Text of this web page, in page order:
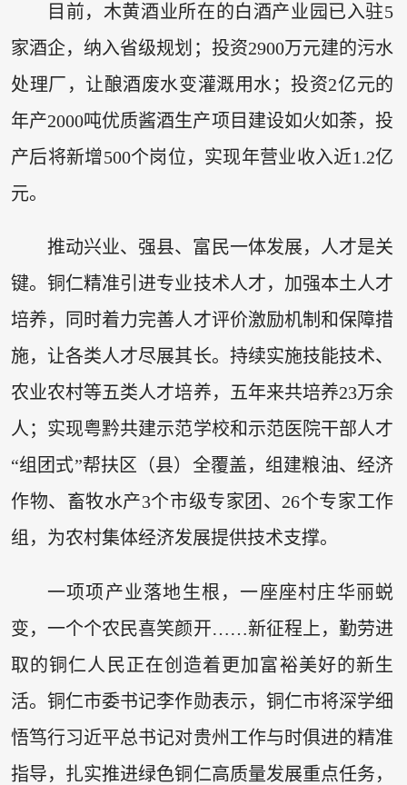
目前，木黄酒业所在的白酒产业园已入驻5
家酒企，纳入省级规划；投资2900万元建的污水
处理厂，让酿酒废水变灌溉用水；投资2亿元的
年产2000吨优质酱酒生产项目建设如火如荼，投
产后将新增500个岗位，实现年营业收入近1.2亿
元。
推动兴业、强县、富民一体发展，人才是关
键。铜仁精准引进专业技术人才，加强本土人才
培养，同时着力完善人才评价激励机制和保障措
施，让各类人才尽展其长。持续实施技能技术、
农业农村等五类人才培养，五年来共培养23万余
人；实现粤黔共建示范学校和示范医院干部人才
“组团式”帮扶区（县）全覆盖，组建粮油、经济
作物、畜牧水产3个市级专家团、26个专家工作
组，为农村集体经济发展提供技术支撑。
一项项产业落地生根，一座座村庄华丽蜕
变，一个个农民喜笑颜开……新征程上，勤劳进
取的铜仁人民正在创造着更加富裕美好的新生
活。铜仁市委书记李作勋表示，铜仁市将深学细
悟笃行习近平总书记对贵州工作与时俱进的精准
指导，扎实推进绿色铜仁高质量发展重点任务，